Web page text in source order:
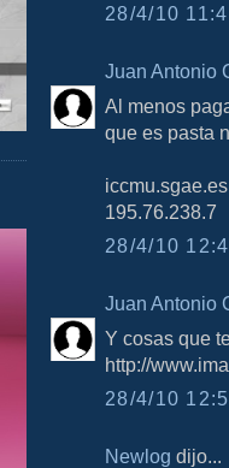
28/4/10
Juan Antonio
Al menos
que es pasta
195.76.238.7
28/4/10
Juan Antonio
Y cosas que
http://
28/4/10
Newlog dijo...